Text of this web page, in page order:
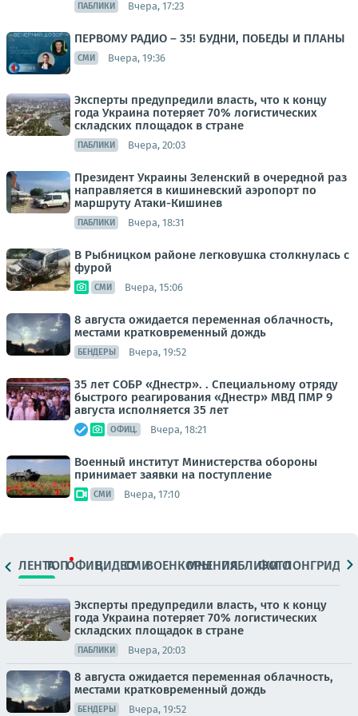
ПАБЛИКИ Вчера, 17:23
ПЕРВОМУ РАДИО – 35! БУДНИ, ПОБЕДЫ И ПЛАНЫ
СМИ Вчера, 19:36
Эксперты предупредили власть, что к концу
года Украина потеряет 70% логистических
складских площадок в стране
ПАБЛИКИ Вчера, 20:03
Президент Украины Зеленский в очередной раз
направляется в кишиневский аэропорт по
маршруту Атаки-Кишинев
ПАБЛИКИ Вчера, 18:31
В Рыбницком районе легковушка столкнулась с
фурой
СМИ Вчера, 15:06
8 августа ожидается переменная облачность,
местами кратковременный дождь
БЕНДЕРЫ Вчера, 19:52
35 лет СОБР «Днестр». . Специальному отряду
быстрого реагирования «Днестр» МВД ПМР 9
августа исполняется 35 лет
ОФИЦ. Вчера, 18:21
Военный институт Министерства обороны
принимает заявки на поступление
СМИ Вчера, 17:10
ЛЕНТАТОПОФИЦ.ВИДЕОСМИВОЕНКОРЫМНЕНИЯПАБЛИКИ
ФОТОЛОНГРИДЫ
Эксперты предупредили власть, что к концу
года Украина потеряет 70% логистических
складских площадок в стране
ПАБЛИКИ Вчера, 20:03
8 августа ожидается переменная облачность,
местами кратковременный дождь
БЕНДЕРЫ Вчера, 19:52